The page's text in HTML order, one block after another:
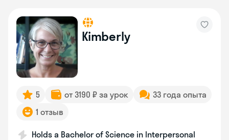
Kimberly
5 от 3190 ₽ за урок
33 года опыта
1 отзыв
Holds a Bachelor of Science in Interpersonal